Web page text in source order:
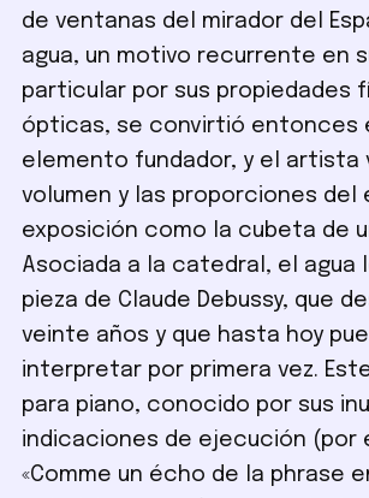
de ventanas del mirador del
agua, un motivo recurrente en
particular por sus propiedades
ópticas, se convirtió entonces
elemento fundador, y el artista
volumen y las proporciones del
exposición como la cubeta de
Asociada a la catedral, el agua
pieza de Claude Debussy, que
veinte años y que hasta hoy
interpretar por primera vez.
para piano, conocido por sus
indicaciones de ejecución (por
«Comme un écho de la phrase